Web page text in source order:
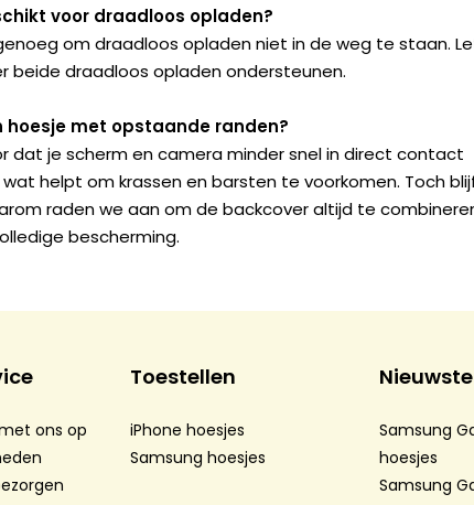
voor draadloos opladen?
om draadloos opladen niet in de weg te staan.
beide draadloos opladen ondersteunen.
hoesje met opstaande randen?
dat je scherm en camera minder snel in direct contact
helpt om krassen en barsten te voorkomen. Toch
raden we aan om de backcover altijd te
bescherming.
ons op
Toestellen
iPhone hoesjes
Samsung hoesjes
Samsung
hoesjes
Samsung